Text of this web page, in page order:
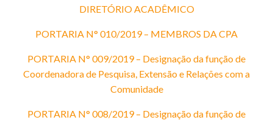
DIRETÓRIO ACADÊMICO
PORTARIA N° 010/2019 – MEMBROS DA CPA
PORTARIA N° 009/2019 – Designação da função de
Coordenadora de Pesquisa, Extensão e Relações com a
Comunidade
PORTARIA N° 008/2019 – Designação da função de